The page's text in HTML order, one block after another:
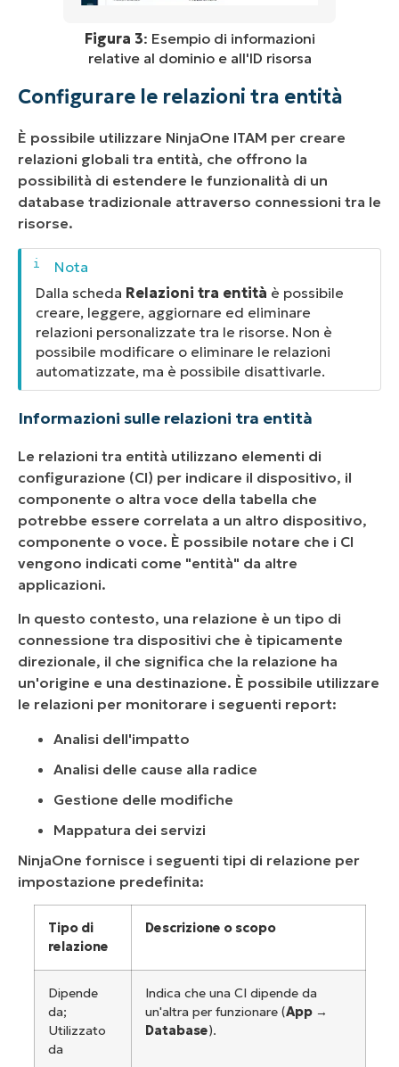
Figura 3: Esempio di informazioni
relative al dominio e all'ID risorsa
Configurare le relazioni tra entità
È possibile utilizzare NinjaOne ITAM per creare
relazioni globali tra entità, che offrono la
possibilità di estendere le funzionalità di un
database tradizionale attraverso connessioni tra le
risorse.
Dalla scheda Relazioni tra entità è possibile
creare, leggere, aggiornare ed eliminare
relazioni personalizzate tra le risorse. Non è
possibile modificare o eliminare le relazioni
automatizzate, ma è possibile disattivarle.
Informazioni sulle relazioni tra entità
Le relazioni tra entità utilizzano elementi di
configurazione (CI) per indicare il dispositivo, il
componente o altra voce della tabella che
potrebbe essere correlata a un altro dispositivo,
componente o voce. È possibile notare che i CI
vengono indicati come "entità" da altre
applicazioni.
In questo contesto, una relazione è un tipo di
connessione tra dispositivi che è tipicamente
direzionale, il che significa che la relazione ha
un'origine e una destinazione. È possibile utilizzare
le relazioni per monitorare i seguenti report:
Analisi dell'impatto
Analisi delle cause alla radice
Gestione delle modifiche
Mappatura dei servizi
NinjaOne fornisce i seguenti tipi di relazione per
impostazione predefinita:
Tipo di
relazione
Descrizione o scopo
Dipende
da;
Utilizzato
da
Indica che una CI dipende da
un'altra per funzionare (App →
Database).